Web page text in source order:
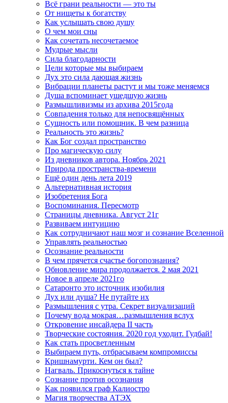
Всё грани реальности — это ты
От нищеты к богатству
Как услышать свою душу
О чем мои сны
Как сочетать несочетаемое
Мудрые мысли
Сила благодарности
Цели которые мы выбираем
Дух это сила дающая жизнь
Вибрации планеты растут и мы тоже меняемся
Душа вспоминает ушедшую жизнь
Размышливизмы из архива 2015года
Совпадения только для непосвящённых
Сущность или помощник. В чем разница
Реальность это жизнь?
Как Бог создал пространство
Про магическую силу
Из дневников автора. Ноябрь 2021
Природа пространства-времени
Ещё один день лета 2019
Альтернативная история
Изобретения Бога
Воспоминания. Пересмотр
Страницы дневника. Август 21г
Развиваем интуицию
Как сотрудничают наш мозг и сознание Вселенной
Управлять реальностью
Осознание реальности
В чем прячется счастье богопознания?
Обновление мира продолжается. 2 мая 2021
Новое в апреле 2021го
Сатаронто это источник изобилия
Дух или душа? Не путайте их
Размышления с утра. Секрет визуализаций
Почему вода мокрая…размышления вслух
Откровение инсайдера II часть
Творческие состояния. 2020 год уходит. Гудбай!
Как стать просветленным
Выбираем путь, отбрасываем компромиссы
Кришнамурти. Кем он был?
Нагваль. Прикоснуться к тайне
Сознание против осознания
Как появился граф Калиостро
Магия творчества АТЭХ